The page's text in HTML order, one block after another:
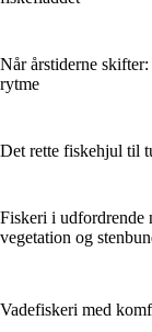
Når årstiderne
rytme
Det rette fiskehjul til
Fiskeri i udfordrende
vegetation og
Vadefiskeri med